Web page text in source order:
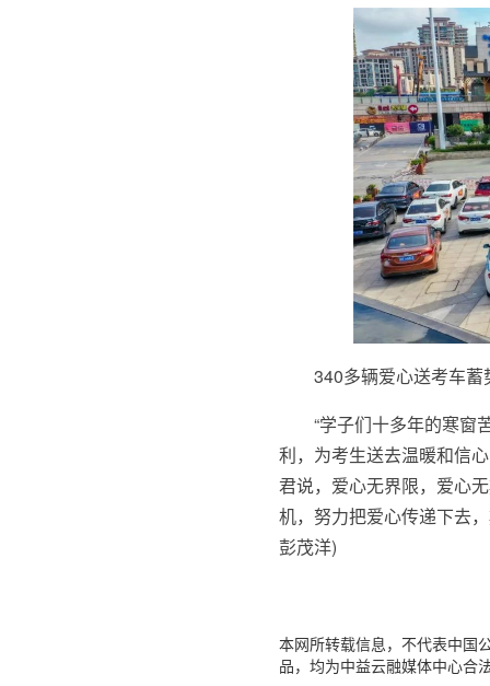
340多辆爱心送考车
“学子们十多年的寒窗
利，为考生送去温暖和信
君说，爱心无界限，爱心
机，努力把爱心传递下去
彭茂洋)
本网所转载信息，不代表中国
品，均为中益云融媒体中心合